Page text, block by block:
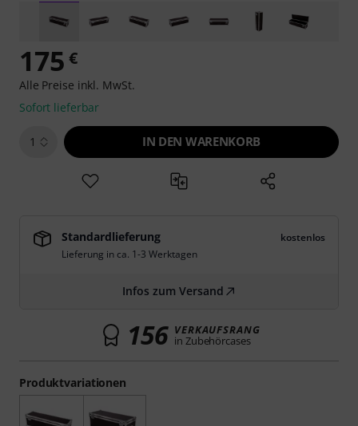
Produktvariationen
175 €
Alle Preise inkl. MwSt.
Sofort lieferbar
1 IN DEN WARENKORB
Standardlieferung
kostenlos
Lieferung in ca. 1-3 Werktagen
Infos zum Versand
156 VERKAUFSRANG
in Zubehörcases